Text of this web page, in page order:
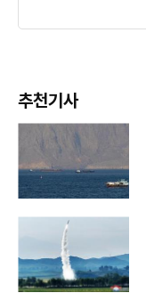
추천기사